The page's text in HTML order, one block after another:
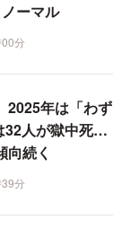
ーマル
分
2025年は「わず
32人が獄中死…
向続く
分